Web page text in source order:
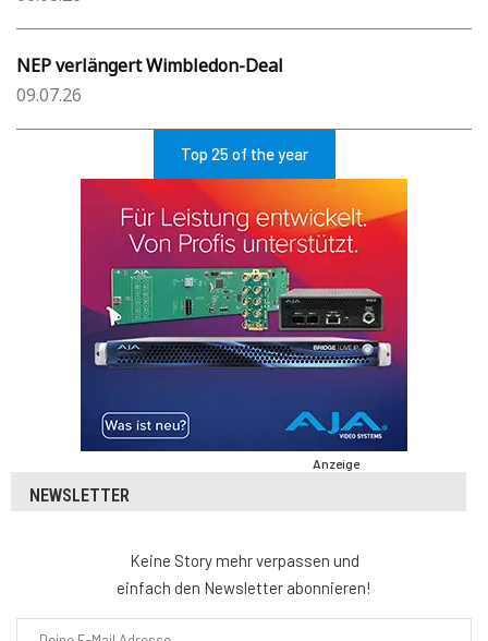
NEP verlängert Wimbledon-Deal
09.07.26
Top 25 of the year
Anzeige
NEWSLETTER
Keine Story mehr verpassen und
einfach den Newsletter abonnieren!